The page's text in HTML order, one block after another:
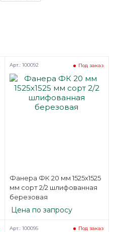
Фанера ФК 20 мм 1525х1525
мм сорт 2/2 шлифованная
березовая
Под заказ
Арт.: 100092
Цена по запросу
Под заказ
Арт.: 100095